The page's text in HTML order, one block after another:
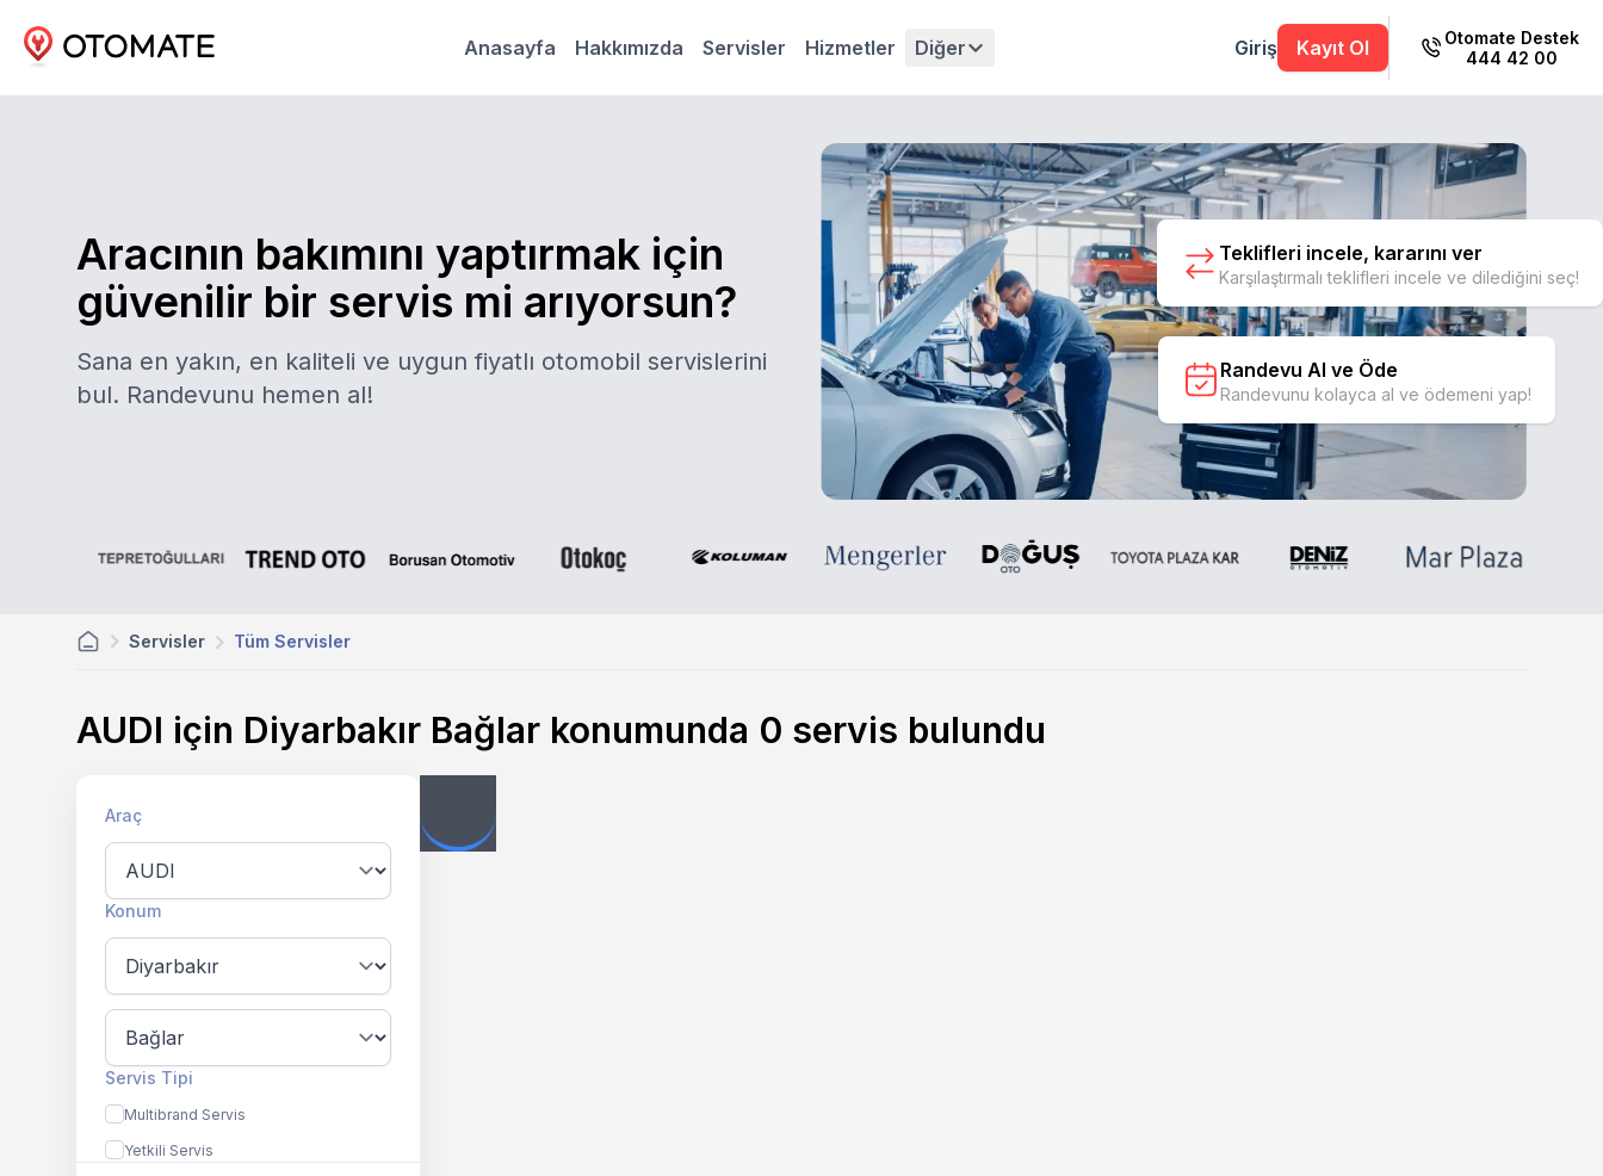
Anasayfa Hakkımızda Servisler Hizmetler Diğer Giriş Kayıt Ol
Otomate Destek
444 42 00
Aracının bakımını yaptırmak için
güvenilir bir servis mi arıyorsun?
Sana en yakın, en kaliteli ve uygun fiyatlı otomobil servislerini
bul. Randevunu hemen al!
Teklifleri incele, kararını ver
Karşılaştırmalı teklifleri incele ve dilediğini seç!
Randevu Al ve Öde
Randevunu kolayca al ve ödemeni yap!
Servisler Tüm Servisler
AUDI için Diyarbakır Bağlar konumunda 0 servis bulundu
Araç
Konum
Servis Tipi
Multibrand Servis
Yetkili Servis